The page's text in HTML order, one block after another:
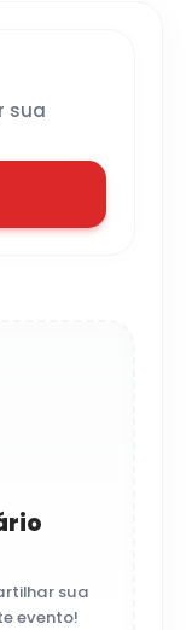
sua
sua
evento!